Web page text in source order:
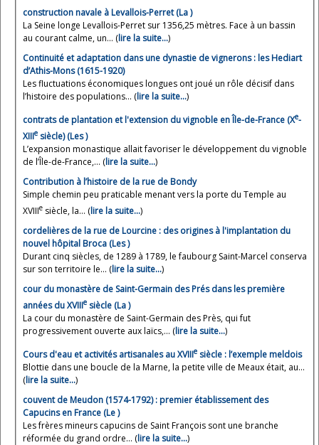
construction navale à Levallois-Perret (La )
La Seine longe Levallois-Perret sur 1356,25 mètres. Face à un bassin
au courant calme, un... (lire la suite…)
Continuité et adaptation dans une dynastie de vignerons : les Hediart
d’Athis-Mons (1615-1920)
Les fluctuations économiques longues ont joué un rôle décisif dans
l’histoire des populations... (lire la suite…)
contrats de plantation et l'extension du vignoble en Île-de-France (Xe-
XIIIe siècle) (Les )
L’expansion monastique allait favoriser le développement du vignoble
de l’Île-de-France,... (lire la suite…)
Contribution à l’histoire de la rue de Bondy
Simple chemin peu praticable menant vers la porte du Temple au
XVIIIe siècle, la... (lire la suite…)
cordelières de la rue de Lourcine : des origines à l'implantation du
nouvel hôpital Broca (Les )
Durant cinq siècles, de 1289 à 1789, le faubourg Saint-Marcel conserva
sur son territoire le... (lire la suite…)
cour du monastère de Saint-Germain des Prés dans les première
années du XVIIIe siècle (La )
La cour du monastère de Saint-Germain des Près, qui fut
progressivement ouverte aux laïcs,... (lire la suite…)
Cours d'eau et activités artisanales au XVIIIe siècle : l’exemple meldois
Blottie dans une boucle de la Marne, la petite ville de Meaux était, au...
(lire la suite…)
couvent de Meudon (1574-1792) : premier établissement des
Capucins en France (Le )
Les frères mineurs capucins de Saint François sont une branche
réformée du grand ordre... (lire la suite…)